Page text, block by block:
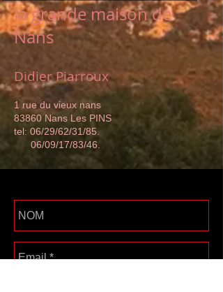
la grande maison de
Nans
Didier Piarroux
1 rue du vieux nans
83860 Nans Les PINS
tel: 06/29/62/31/85.
06/09/17/83/46.